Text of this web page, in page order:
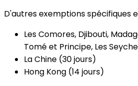
D'autres exemptions spécifiques
Les Comores, Djibouti,
Tomé et Principe, Les
La Chine (30 jours)
Hong Kong (14 jours)